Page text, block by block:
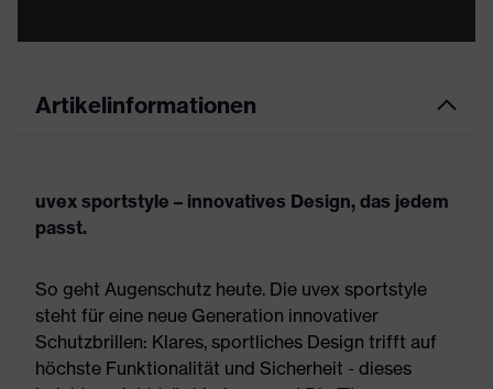
Artikelinformationen
uvex sportstyle – innovatives Design, das jedem
passt.
So geht Augenschutz heute. Die uvex sportstyle
steht für eine neue Generation innovativer
Schutzbrillen: Klares, sportliches Design trifft auf
höchste Funktionalität und Sicherheit - dieses